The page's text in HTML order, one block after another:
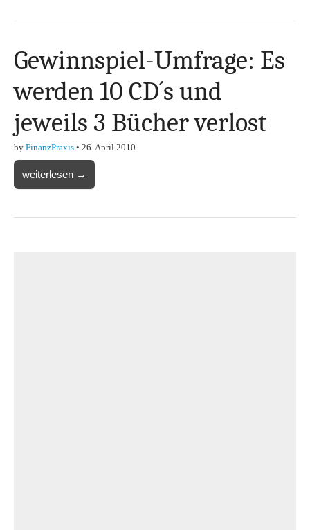
Gewinnspiel-Umfrage: Es
werden 10 CD´s und
jeweils 3 Bücher verlost
by FinanzPraxis • 26. April 2010
weiterlesen →